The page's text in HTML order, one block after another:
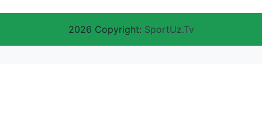
2026 Copyright: SportUz.Tv